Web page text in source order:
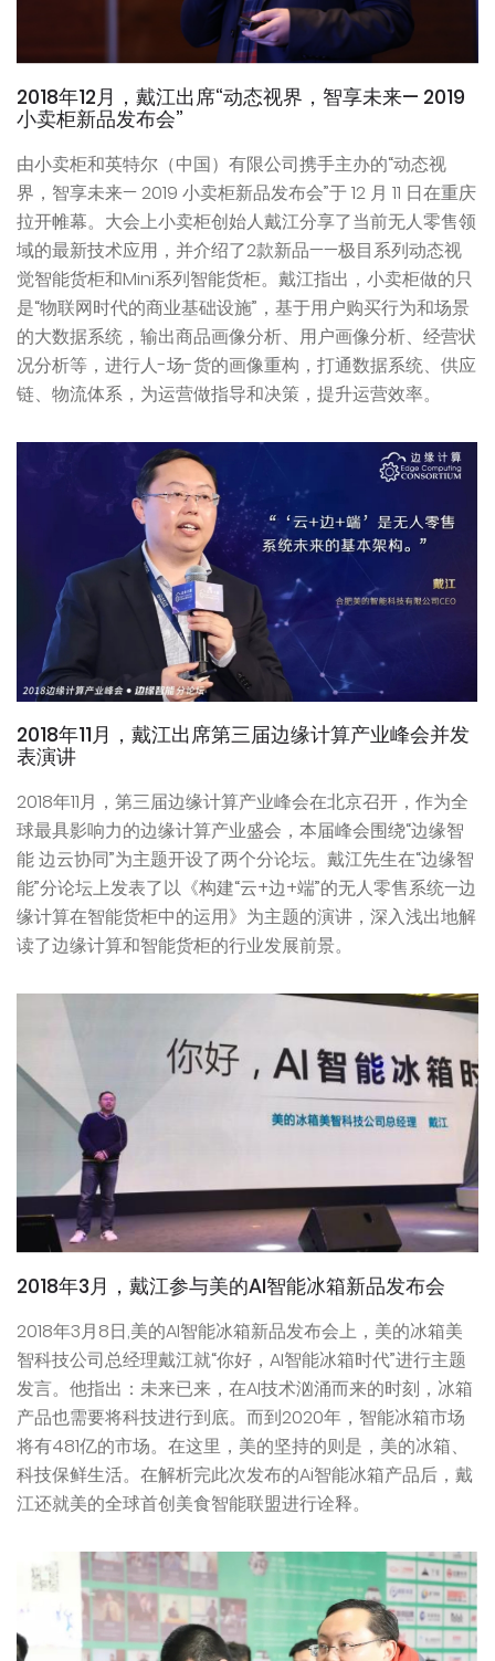
2018年12月，戴江出席“动态视界，智享未来— 2019
小卖柜新品发布会”
由小卖柜和英特尔（中国）有限公司携手主办的“动态视
界，智享未来— 2019 小卖柜新品发布会”于 12 月 11 日在重庆
拉开帷幕。大会上小卖柜创始人戴江分享了当前无人零售领
域的最新技术应用，并介绍了2款新品——极目系列动态视
觉智能货柜和Mini系列智能货柜。戴江指出，小卖柜做的只
是“物联网时代的商业基础设施”，基于用户购买行为和场景
的大数据系统，输出商品画像分析、用户画像分析、经营状
况分析等，进行人-场-货的画像重构，打通数据系统、供应
链、物流体系，为运营做指导和决策，提升运营效率。
2018年11月，戴江出席第三届边缘计算产业峰会并发
表演讲
2018年11月，第三届边缘计算产业峰会在北京召开，作为全
球最具影响力的边缘计算产业盛会，本届峰会围绕“边缘智
能 边云协同”为主题开设了两个分论坛。戴江先生在“边缘智
能”分论坛上发表了以《构建“云+边+端”的无人零售系统—边
缘计算在智能货柜中的运用》为主题的演讲，深入浅出地解
读了边缘计算和智能货柜的行业发展前景。
2018年3月，戴江参与美的AI智能冰箱新品发布会
2018年3月8日,美的AI智能冰箱新品发布会上，美的冰箱美
智科技公司总经理戴江就“你好，AI智能冰箱时代”进行主题
发言。他指出：未来已来，在AI技术汹涌而来的时刻，冰箱
产品也需要将科技进行到底。而到2020年，智能冰箱市场
将有481亿的市场。在这里，美的坚持的则是，美的冰箱、
科技保鲜生活。在解析完此次发布的Ai智能冰箱产品后，戴
江还就美的全球首创美食智能联盟进行诠释。